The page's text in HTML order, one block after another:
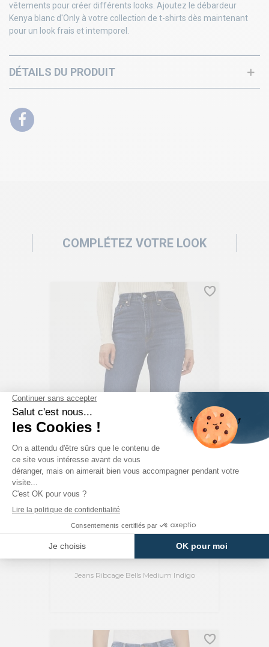
vêtements pour créer différents looks. Ajoutez le débardeur
Kenya blanc d'Only à votre collection de t-shirts dès maintenant
pour un look frais et intemporel.
DÉTAILS DU PRODUIT
COMPLÉTEZ VOTRE LOOK
Jeans Ribcage Bells Medium Indigo